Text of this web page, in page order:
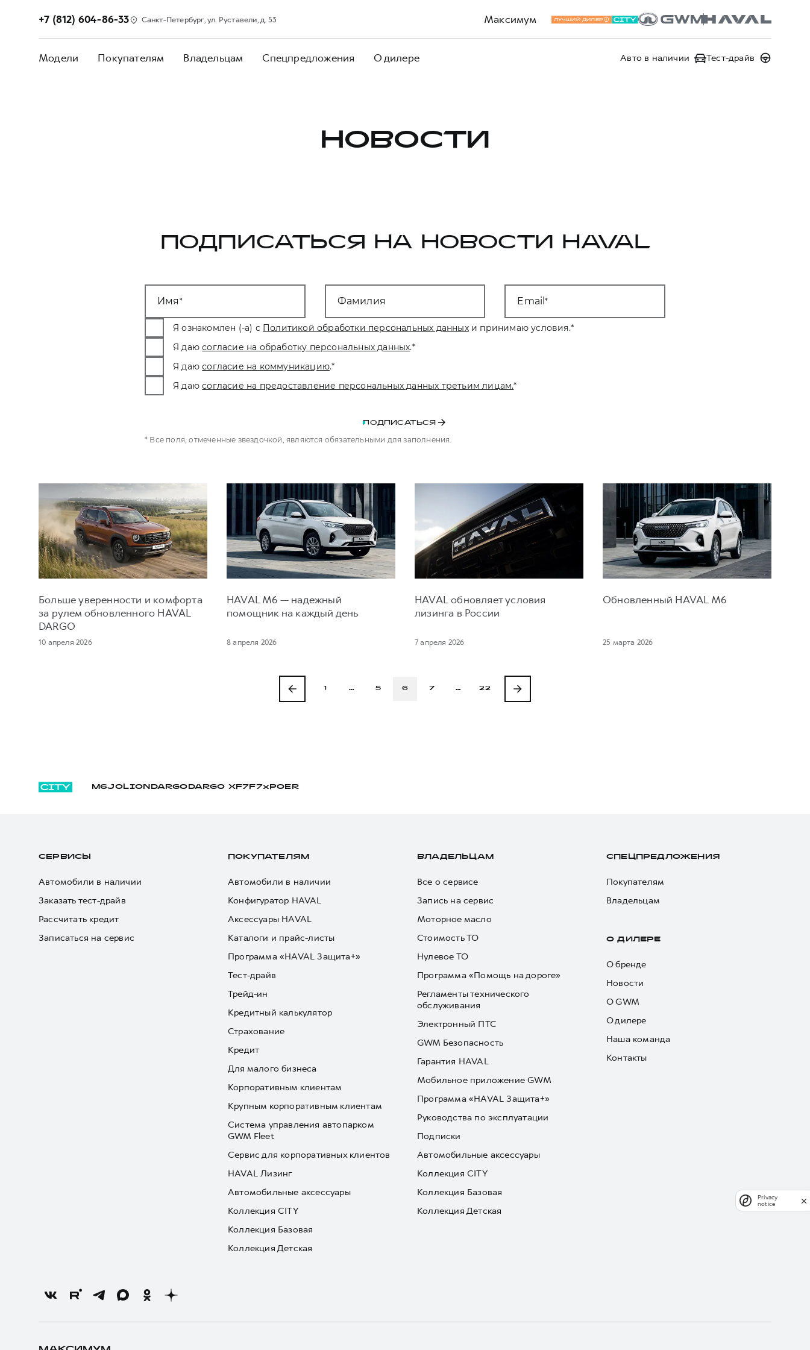
Максимум
+7 (812) 604-86-33 Санкт-Петербург, ул. Руставели, д. 53 ЛУЧШИЙ ДИЛЕР
Модели Покупателям Владельцам Спецпредложения О дилере Авто в наличии Тест-драйв
НОВОСТИ
ПОДПИСАТЬСЯ НА НОВОСТИ HAVAL
Имя Фамилия Email
Я ознакомлен (-а) с Политикой обработки персональных данных и принимаю условия.*
Я даю согласие на обработку персональных данных.*
Я даю согласие на коммуникацию.*
Я даю согласие на предоставление персональных данных третьим лицам.*
ПОДПИСАТЬСЯ
* Все поля, отмеченные звездочкой, являются обязательными для заполнения.
Больше уверенности и комфорта
за рулем обновленного HAVAL
DARGO
10 апреля 2026
HAVAL M6 — надежный
помощник на каждый день
8 апреля 2026
HAVAL обновляет условия
лизинга в России
7 апреля 2026
Обновленный HAVAL M6
25 марта 2026
1 … 5 6 7 … 22
M6JOLION DARGO DARGO Х F7 F7x POER
СЕРВИСЫ
Автомобили в наличии
Заказать тест-драйв
Рассчитать кредит
Записаться на сервис
ПОКУПАТЕЛЯМ
Автомобили в наличии
Конфигуратор HAVAL
Аксессуары HAVAL
Каталоги и прайс-листы
Программа «HAVAL Защита+»
Тест-драйв
Трейд-ин
Кредитный калькулятор
Страхование
Кредит
Для малого бизнеса
Корпоративным клиентам
Крупным корпоративным клиентам
Система управления автопарком
GWM Fleet
Сервис для корпоративных клиентов
HAVAL Лизинг
Автомобильные аксессуары
Коллекция CITY
Коллекция Базовая
Коллекция Детская
ВЛАДЕЛЬЦАМ
Все о сервисе
Запись на сервис
Моторное масло
Стоимость ТО
Нулевое ТО
Программа «Помощь на дороге»
Регламенты технического
обслуживания
Электронный ПТС
GWM Безопасность
Гарантия HAVAL
Мобильное приложение GWM
Программа «HAVAL Защита+»
Руководства по эксплуатации
Подписки
Автомобильные аксессуары
Коллекция CITY
Коллекция Базовая
Коллекция Детская
СПЕЦПРЕДЛОЖЕНИЯ
Покупателям
Владельцам
О ДИЛЕРЕ
О бренде
Новости
О GWM
О дилере
Наша команда
Контакты
Privacy
notice